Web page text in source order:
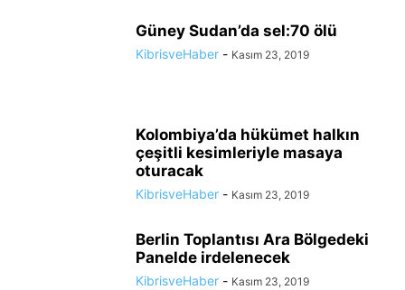
Güney Sudan’da sel:70 ölü
KibrisveHaber - Kasım 23, 2019
Kolombiya’da hükümet halkın
çeşitli kesimleriyle masaya
oturacak
KibrisveHaber - Kasım 23, 2019
Berlin Toplantısı Ara Bölgedeki
Panelde irdelenecek
KibrisveHaber - Kasım 23, 2019